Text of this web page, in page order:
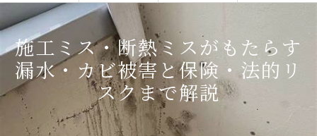
施工ミス・断熱ミスがもたらす
漏水・カビ被害と保険・法的リ
スクまで解説